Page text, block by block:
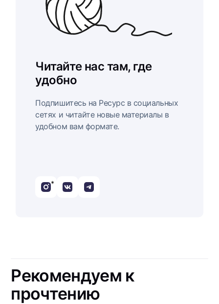
Читайте нас там, где
удобно
Подпишитесь на Ресурс в социальных
сетях и читайте новые материалы в
удобном вам формате.
*
Рекомендуем к
прочтению